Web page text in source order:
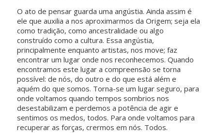
O ato de pensar guarda uma angústia. Ainda assim é
ele que auxilia a nos aproximarmos da Origem; seja ela
como tradição, como ancestralidade ou algo
construído como a cultura. Essa angústia,
principalmente enquanto artistas, nos move; faz
encontrar um lugar onde nos reconhecemos. Quando
encontramos este lugar a compreensão se torna
possível: de nós, do outro e do que está além e
aquém do que somos. Torna-se um lugar seguro, para
onde voltamos quando tempos sombrios nos
desestabilizam e perdemos a potência de agir e
sentimos os medos, todos. Para onde voltamos para
recuperar as forças, crermos em nós. Todos.